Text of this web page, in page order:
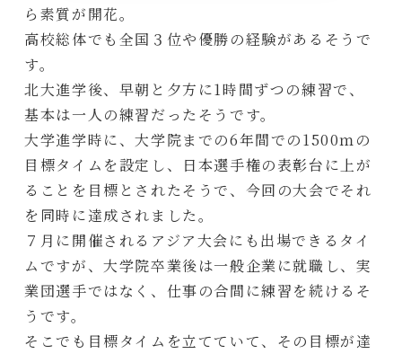
ら素質が開花。
高校総体でも全国３位や優勝の経験があるそうで
す。
北大進学後、早朝と夕方に1時間ずつの練習で、
基本は一人の練習だったそうです。
大学進学時に、大学院までの6年間での1500ｍの
目標タイムを設定し、日本選手権の表彰台に上が
ることを目標とされたそうで、今回の大会でそれ
を同時に達成されました。
７月に開催されるアジア大会にも出場できるタイ
ムですが、大学院卒業後は一般企業に就職し、実
業団選手ではなく、仕事の合間に練習を続けるそ
うです。
そこでも目標タイムを立てていて、その目標が達